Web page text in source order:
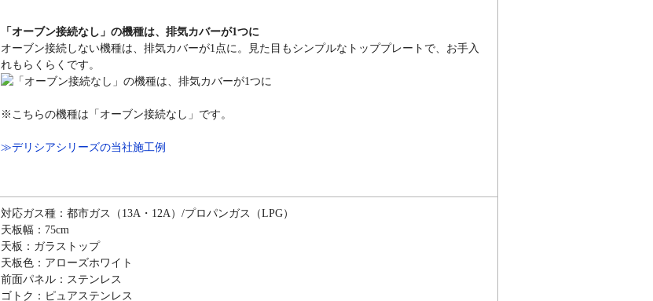
「オーブン接続なし」の機種は、排気カバーが1つに
オーブン接続しない機種は、排気カバーが1点に。見た目もシンプルなトッププレートで、お手入
れもらくらくです。
※こちらの機種は「オーブン接続なし」です。
≫デリシアシリーズの当社施工例
対応ガス種：都市ガス（13A・12A）/プロパンガス（LPG）
天板幅：75cm
天板：ガラストップ
天板色：アローズホワイト
前面パネル：ステンレス
ゴトク：ピュアステンレス